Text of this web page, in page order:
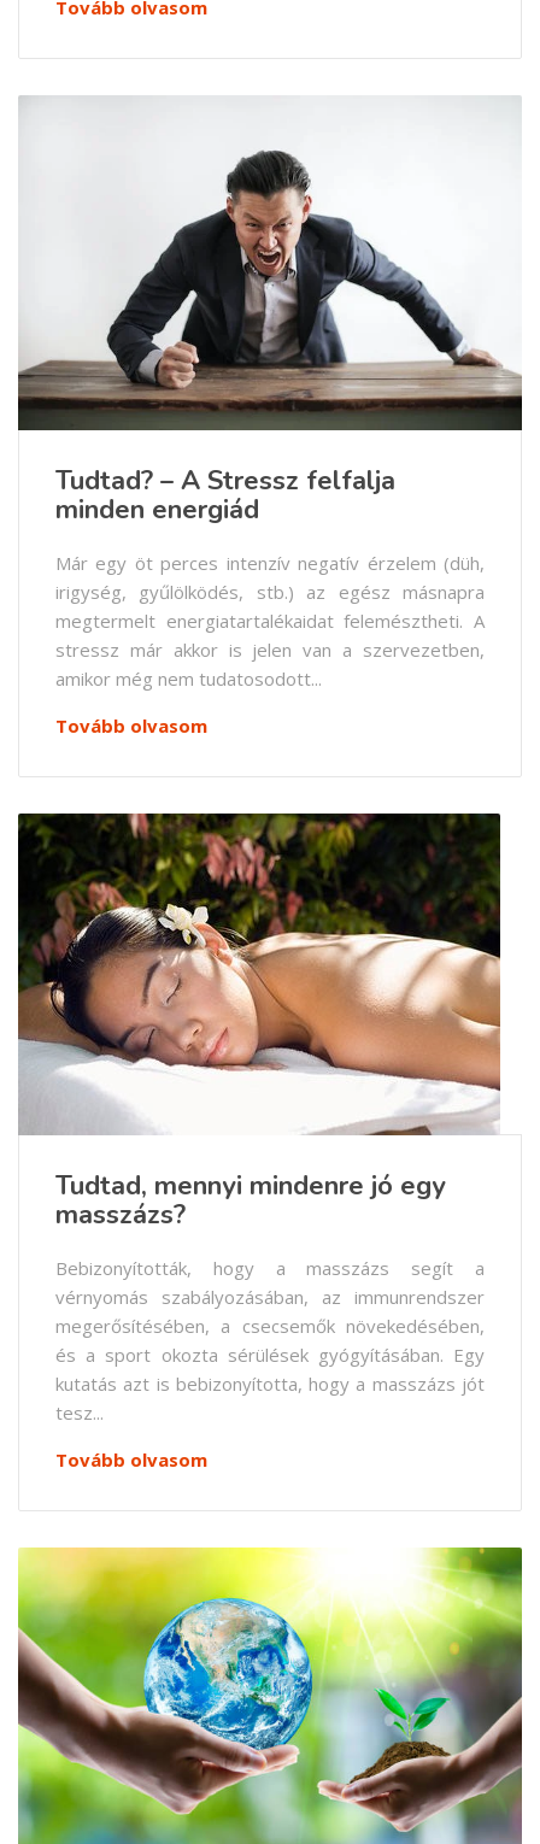
Tovább olvasom
Tudtad? – A Stressz felfalja
minden energiád
Már egy öt perces intenzív negatív érzelem (düh,
irigység, gyűlölködés, stb.) az egész másnapra
megtermelt energiatartalékaidat felemésztheti. A
stressz már akkor is jelen van a szervezetben,
amikor még nem tudatosodott...
Tovább olvasom
Tudtad, mennyi mindenre jó egy
masszázs?
Bebizonyították, hogy a masszázs segít a
vérnyomás szabályozásában, az immunrendszer
megerősítésében, a csecsemők növekedésében,
és a sport okozta sérülések gyógyításában. Egy
kutatás azt is bebizonyította, hogy a masszázs jót
tesz...
Tovább olvasom